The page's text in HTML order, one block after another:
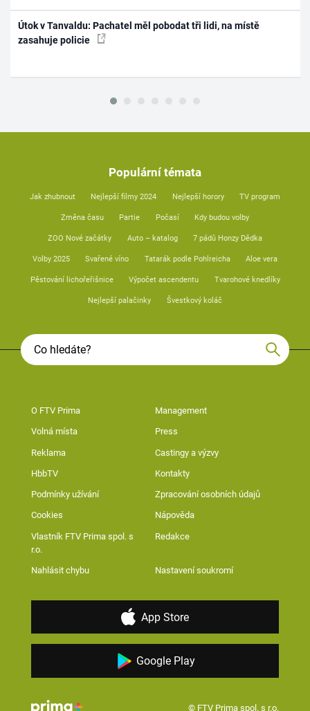
Útok v Tanvaldu: Pachatel měl pobodat tři lidi, na místě
zasahuje policie
Populární témata
Jak zhubnout Nejlepší filmy 2024 Nejlepší horory TV program
Změna času Partie Počasí Kdy budou volby
ZOO Nové začátky Auto – katalog 7 pádů Honzy Dědka
Volby 2025 Svařené víno Tatarák podle Pohlreicha Aloe vera
Pěstování lichořeřišnice Výpočet ascendentu Tvarohové knedlíky
Nejlepší palačinky Švestkový koláč
O FTV Prima Management
Volná místa Press
Reklama Castingy a výzvy
HbbTV Kontakty
Podmínky užívání Zpracování osobních údajů
Cookies Nápověda
Vlastník FTV Prima spol. s
r.o.
Redakce
Nahlásit chybu Nastavení soukromí
App Store
Google Play
© FTV Prima spol. s r.o.